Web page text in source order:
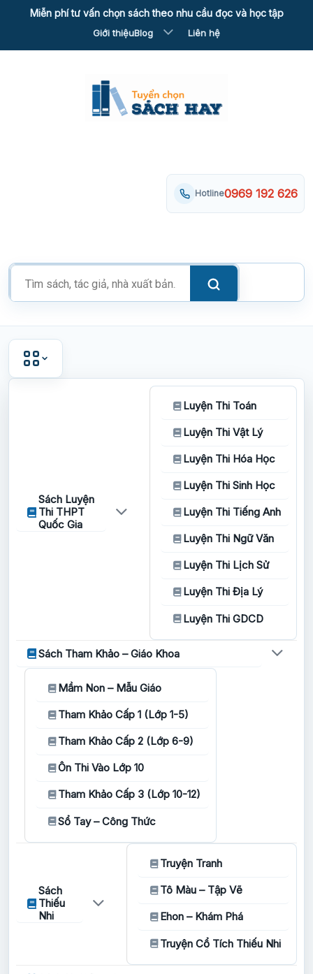
Miễn phí tư vấn chọn sách theo nhu cầu đọc và học tập
Giới thiệuBlog Liên hệ
Tìm
kiếm
phẩm
Hotline0969 192 626
Sách Luyện
Thi THPT
Quốc Gia
Luyện Thi Toán
Luyện Thi Vật Lý
Luyện Thi Hóa Học
Luyện Thi Sinh Học
Luyện Thi Tiếng Anh
Luyện Thi Ngữ Văn
Luyện Thi Lịch Sử
Luyện Thi Địa Lý
Luyện Thi GDCD
Sách Tham Khảo – Giáo Khoa
Mầm Non – Mẫu Giáo
Tham Khảo Cấp 1 (Lớp 1-5)
Tham Khảo Cấp 2 (Lớp 6-9)
Ôn Thi Vào Lớp 10
Tham Khảo Cấp 3 (Lớp 10-12)
Sổ Tay – Công Thức
Sách
Thiếu
Nhi
Truyện Tranh
Tô Màu – Tập Vẽ
Ehon – Khám Phá
Truyện Cổ Tích Thiếu Nhi